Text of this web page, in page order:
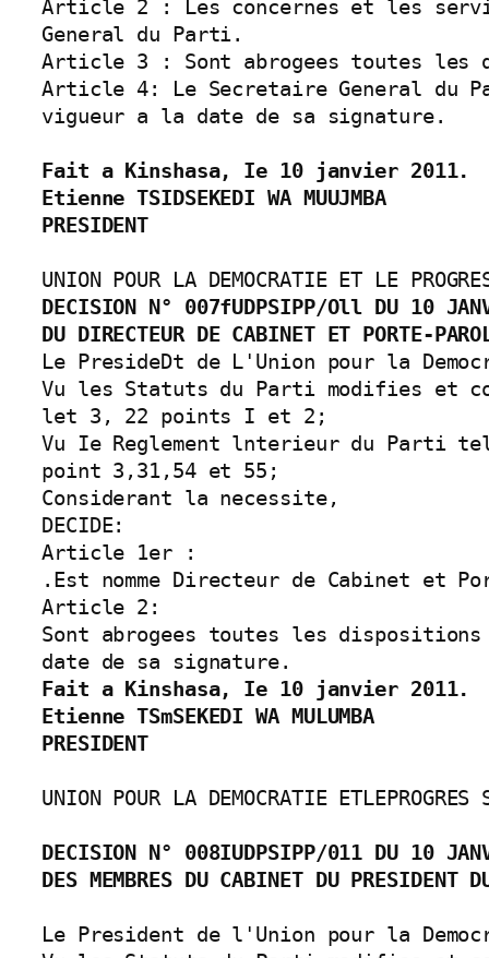
Article 2 : Les concernes et les
General du Parti.
Article 3 : Sont abrogees toutes les
Article 4: Le Secretaire General du
vigueur a la date de sa signature.
Fait a Kinshasa, Ie 10 janvier 2011.
Etienne TSIDSEKEDI WA MUUJMBA
PRESIDENT
DECISION N° 007fUDPSIPP/Oll DU 10
DU DIRECTEUR DE CABINET ET PORTE-
Le PresideDt de L'Union pour la
Vu les Statuts du Parti modifies et
let 3, 22 points I et 2;
Vu Ie Reglement lnterieur du Parti
point 3,31,54 et 55;
Considerant la necessite,
DECIDE:
Article 1er :
.Est nomme Directeur de Cabinet et
Article 2:
Sont abrogees toutes les
Fait a Kinshasa, Ie 10 janvier 2011.
Etienne TSmSEKEDI WA MULUMBA
PRESIDENT
UNION POUR LA DEMOCRATIE ETLEPROGRES
DECISION N° 008IUDPSIPP/011 DU 10
DES MEMBRES DU CABINET DU PRESIDENT
Le President de l'Union pour la